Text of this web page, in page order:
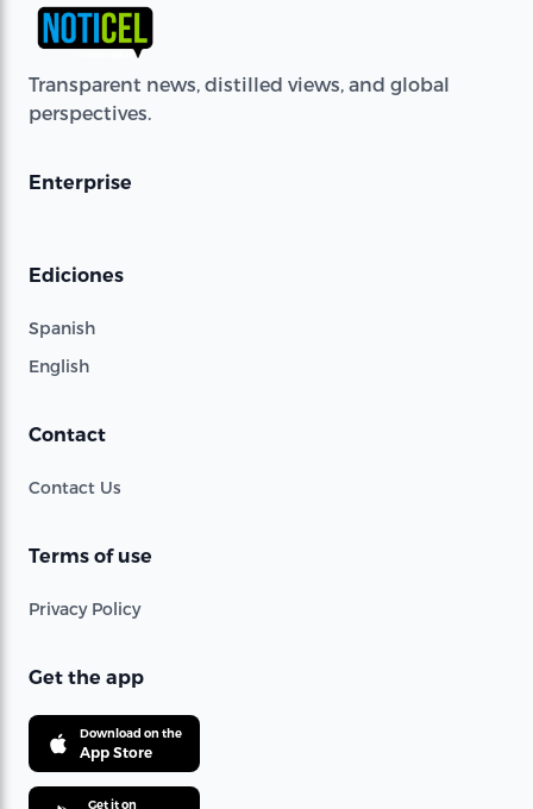
Transparent news, distilled views, and global
perspectives.
Enterprise
Ediciones
Spanish
English
Contact
Contact Us
Terms of use
Privacy Policy
Get the app
Download on the
App Store
Get it on